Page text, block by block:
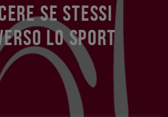
SE STESSI
LO SPORT